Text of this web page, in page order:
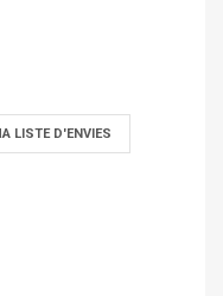
LISTE D'ENVIES